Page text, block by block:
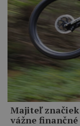
Majiteľ
vážne